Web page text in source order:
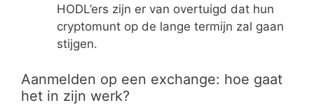
HODL’ers zijn er van overtuigd dat hun
cryptomunt op de lange termijn zal gaan
stijgen.
Aanmelden op een exchange: hoe gaat
het in zijn werk?